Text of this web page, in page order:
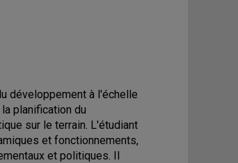
développement à l'échelle
planification du
sur le terrain. L'étudiant
et fonctionnements,
et politiques. Il